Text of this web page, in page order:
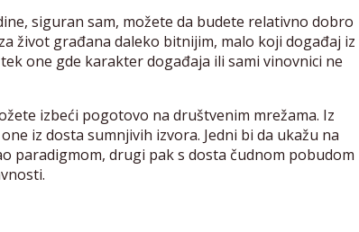
siguran sam, možete da budete relativno dobro
život građana daleko bitnijim, malo koji događaj iz
one gde karakter događaja ili sami vinovnici ne
izbeći pogotovo na društvenim mrežama. Iz
iz dosta sumnjivih izvora. Jedni bi da ukažu na
paradigmom, drugi pak s dosta čudnom pobudom